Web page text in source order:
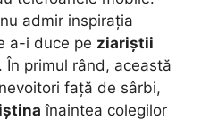
admir inspirația
a-i duce pe ziariștii
În primul rând, această
față de sârbi,
înaintea colegilor